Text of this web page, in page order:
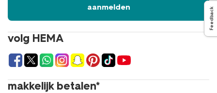
volg HEMA
makkelijk betalen*
aanmelden Feedback